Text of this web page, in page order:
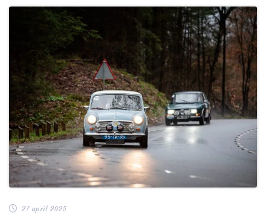
27 april 2025